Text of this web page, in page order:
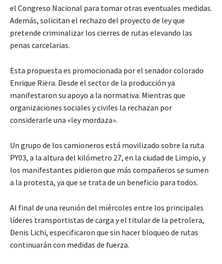
el Congreso Nacional para tomar otras eventuales medidas.
Además, solicitan el rechazo del proyecto de ley que
pretende criminalizar los cierres de rutas elevando las
penas carcelarias.
Esta propuesta es promocionada por el senador colorado
Enrique Riera. Desde el sector de la producción ya
manifestaron su apoyo a la normativa. Mientras que
organizaciones sociales y civiles la rechazan por
considerarle una «ley mordaza».
Un grupo de los camioneros está movilizado sobre la ruta
PY03, a la altura del kilómetro 27, en la ciudad de Limpio, y
los manifestantes pidieron que más compañeros se sumen
a la protesta, ya que se trata de un beneficio para todos.
Al final de una reunión del miércoles entre los principales
líderes transportistas de carga y el titular de la petrolera,
Denis Lichi, especificaron que sin hacer bloqueo de rutas
continuarán con medidas de fuerza.